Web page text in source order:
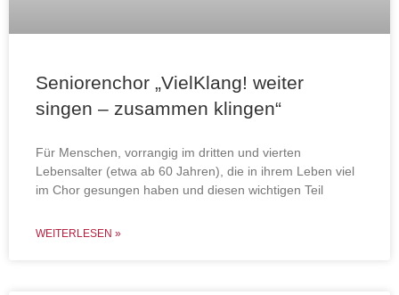
Seniorenchor „VielKlang! weiter
singen – zusammen klingen“
Für Menschen, vorrangig im dritten und vierten
Lebensalter (etwa ab 60 Jahren), die in ihrem Leben viel
im Chor gesungen haben und diesen wichtigen Teil
WEITERLESEN »